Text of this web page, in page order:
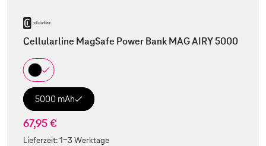
Cellularline MagSafe Power Bank MAG AIRY 5000
5000 mAh
67,95 €
Lieferzeit:1-3 Werktage